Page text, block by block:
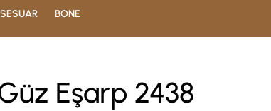
BONE
Eşarp 2438